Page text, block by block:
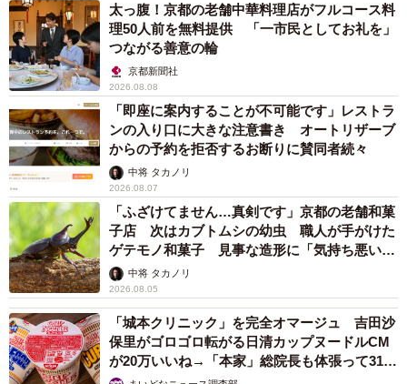
太っ腹！京都の老舗中華料理店がフルコース料
理50人前を無料提供 「一市民としてお礼を」
つながる善意の輪
京都新聞社
2026.08.08
「即座に案内することが不可能です」レストラ
ンの入り口に大きな注意書き オートリザーブ
からの予約を拒否するお断りに賛同者続々
中将 タカノリ
2026.08.07
「ふざけてません…真剣です」京都の老舗和菓
子店 次はカブトムシの幼虫 職人が手がけた
ゲテモノ和菓子 見事な造形に「気持ち悪いく
らいリアル」
中将 タカノリ
2026.08.05
「城本クリニック」を完全オマージュ 吉田沙
保里がゴロゴロ転がる日清カップヌードルCM
が20万いいね→「本家」総院長も体張って31万
いいね